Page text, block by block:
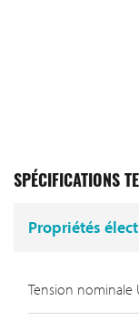
SPÉCIFICATIONS
Propriétés
Tension nominale